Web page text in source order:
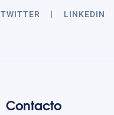
TWITTER LINKEDIN
Contacto